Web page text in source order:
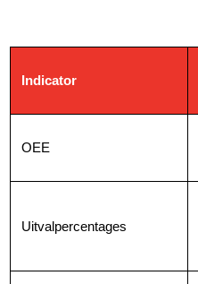
Indicator
OEE
Uitvalpercentages